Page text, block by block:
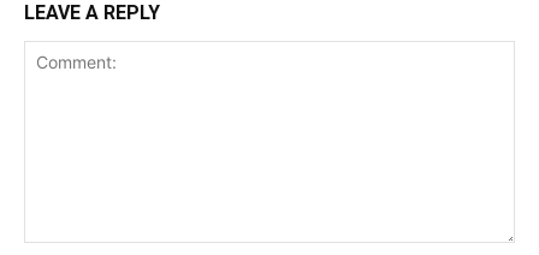
LEAVE A REPLY